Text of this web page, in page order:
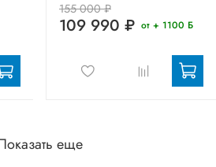
155 000 ₽
109 990 ₽ от + 1100 Б
еще